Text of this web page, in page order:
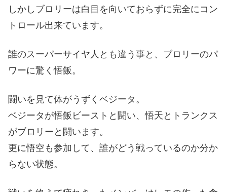
しかしブロリーは白目を向いておらずに完全にコン
トロール出来ています。
誰のスーパーサイヤ人とも違う事と、ブロリーのパ
ワーに驚く悟飯。
闘いを見て体がうずくベジータ。
ベジータが悟飯ビーストと闘い、悟天とトランクス
がブロリーと闘います。
更に悟空も参加して、誰がどう戦っているのか分か
らない状態。